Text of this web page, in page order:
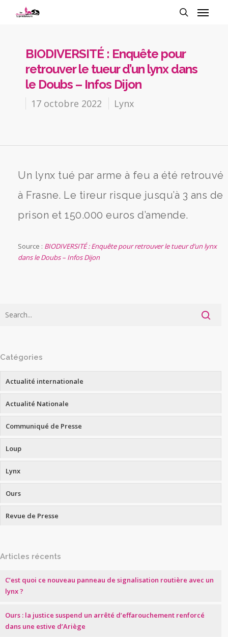
BIODIVERSITÉ : Enquête pour
retrouver le tueur d’un lynx dans
le Doubs – Infos Dijon
17 octobre 2022 Lynx
Un lynx tué par arme à feu a été retrouvé
à Frasne. Le tireur risque jusqu’à 3 ans de
prison et 150.000 euros d’amende.
Source : BIODIVERSITÉ : Enquête pour retrouver le tueur d’un lynx
dans le Doubs – Infos Dijon
Catégories
Actualité internationale
Actualité Nationale
Communiqué de Presse
Loup
Lynx
Ours
Revue de Presse
Articles récents
C’est quoi ce nouveau panneau de signalisation routière avec un
lynx ?
Ours : la justice suspend un arrêté d’effarouchement renforcé
dans une estive d’Ariège